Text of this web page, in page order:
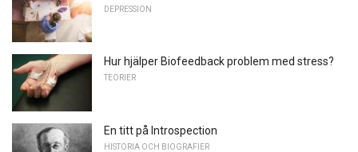
DEPRESSION
Hur hjälper Biofeedback problem med stress?
TEORIER
En titt på Introspection
HISTORIA OCH BIOGRAFIER